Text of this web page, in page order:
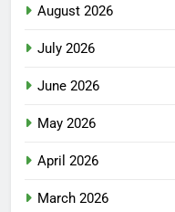
August 2026
July 2026
June 2026
May 2026
April 2026
March 2026